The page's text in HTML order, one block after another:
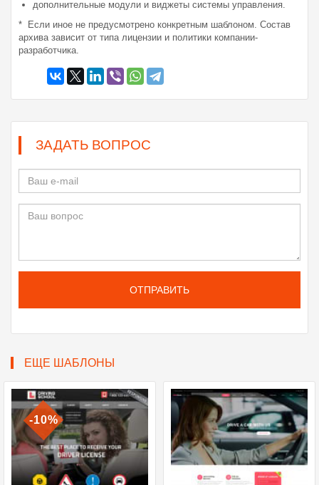
дополнительные модули и виджеты системы управления.
* Если иное не предусмотрено конкретным шаблоном. Состав
архива зависит от типа лицензии и политики компании-
разработчика.
ЗАДАТЬ ВОПРОС
ОТПРАВИТЬ
ЕЩЕ ШАБЛОНЫ
-10%